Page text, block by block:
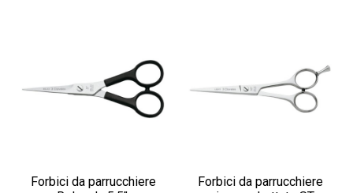
Forbici da parrucchiere
Forbici da parrucchiere